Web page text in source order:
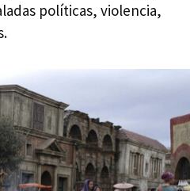
políticas, violencia,